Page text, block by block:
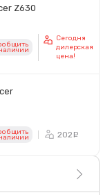
Z630
Сегодня
дилерская
цена!
202